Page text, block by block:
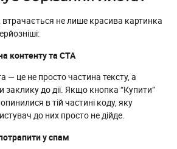
не лише красива картинка
контенту та CTA
— це не просто частина тексту, а
заклику до дії. Якщо кнопка “Купити”
в тій частині коду, яку
до них просто не дійде.
у спам